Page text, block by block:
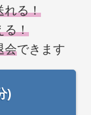
れる！
る！
会できます
)